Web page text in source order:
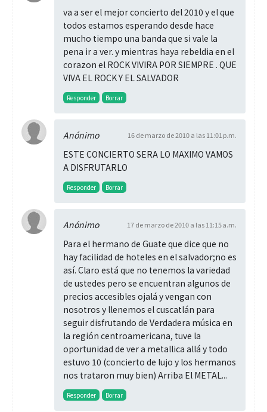
va a ser el mejor concierto del 2010 y el que
todos estamos esperando desde hace
mucho tiempo una banda que si vale la
pena ir a ver. y mientras haya rebeldia en el
corazon el ROCK VIVIRA POR SIEMPRE . QUE
VIVA EL ROCK Y EL SALVADOR
Responder Borrar
Anónimo 16 de marzo de 2010 a las 11:01 p.m.
ESTE CONCIERTO SERA LO MAXIMO VAMOS
A DISFRUTARLO
Responder Borrar
Anónimo 17 de marzo de 2010 a las 11:15 a.m.
Para el hermano de Guate que dice que no
hay facilidad de hoteles en el salvador;no es
así. Claro está que no tenemos la variedad
de ustedes pero se encuentran algunos de
precios accesibles ojalá y vengan con
nosotros y llenemos el cuscatlán para
seguir disfrutando de Verdadera música en
la región centroamericana, tuve la
oportunidad de ver a metallica allá y todo
estuvo 10 (concierto de lujo y los hermanos
nos trataron muy bien) Arriba El METAL...
Responder Borrar